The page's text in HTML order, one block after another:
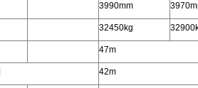
3990mm
32450kg
47m
42m